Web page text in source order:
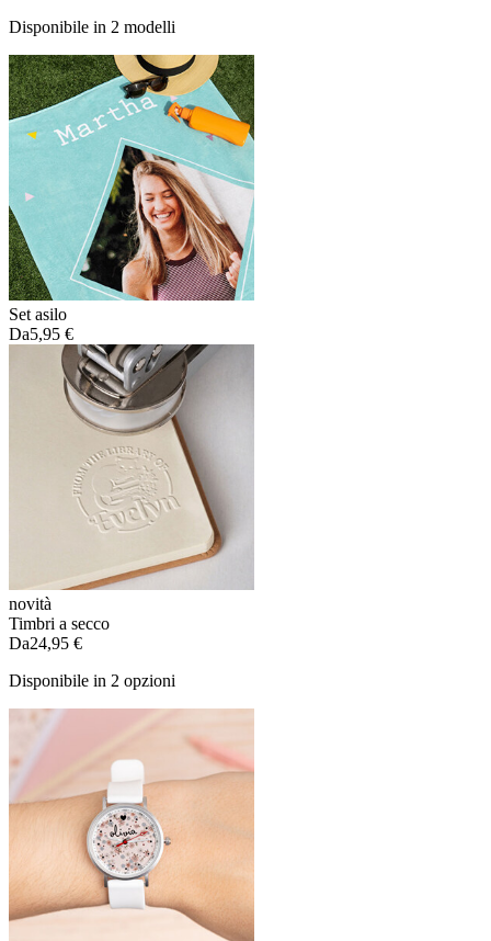
Disponibile in 2 modelli
Set asilo
Da5,95 €
novità
Timbri a secco
Da24,95 €
Disponibile in 2 opzioni